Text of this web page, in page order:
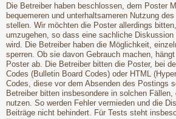
Die Betreiber haben beschlossen, dem Poster
bequemeren und unterhaltsameren Nutzung
stellen. Wir möchten die Poster allerdings
umzugehen, so dass eine sachliche
wird. Die Betreiber haben die Möglichkeit,
sperren. Ob sie davon Gebrauch machen,
Poster ab. Die Betreiber bitten die Poster, bei
Codes (Bulletin Board Codes) oder HTML
Codes, diese vor dem Absenden des Postings
Betreiber bitten insbesondere in solchen
nutzen. So werden Fehler vermieden und die
Beiträge nicht behindert. Für Tests steht